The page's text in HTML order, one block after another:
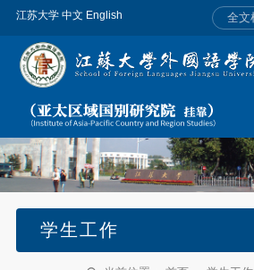
江苏大学 中文 English
学生工作